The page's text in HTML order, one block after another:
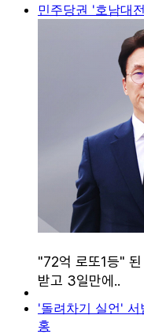
민주당권 '호남대
'돌려차기 실언' 서
홍